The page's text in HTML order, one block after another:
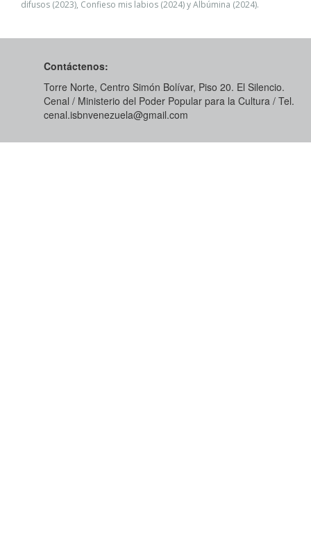
difusos (2023), Confieso mis labios (2024) y Albúmina (2024).
Contáctenos:
Torre Norte, Centro Simón Bolívar, Piso 20. El Silencio.
Cenal / Ministerio del Poder Popular para la Cultura / Tel.
cenal.isbnvenezuela@gmail.com